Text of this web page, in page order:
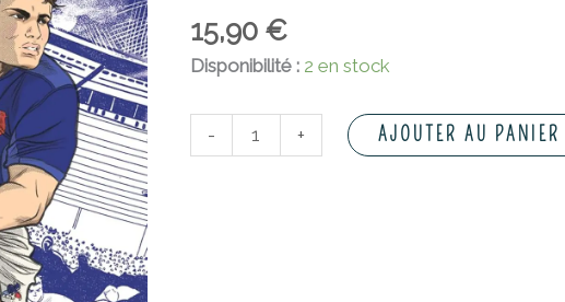
15,90 €
Disponibilité : 2 en stock
-
rugbyman
+ AJOUTER AU PANIER